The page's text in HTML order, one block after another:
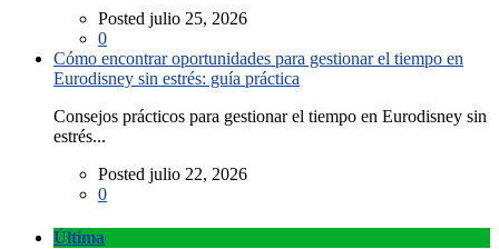
Posted julio 25, 2026
0
Cómo encontrar oportunidades para gestionar el tiempo en
Eurodisney sin estrés: guía práctica
Consejos prácticos para gestionar el tiempo en Eurodisney sin
estrés...
Posted julio 22, 2026
0
Última